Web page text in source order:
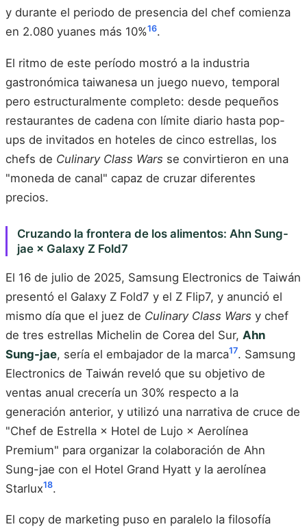
y durante el periodo de presencia del chef comienza
en 2.080 yuanes más 10%16.
El ritmo de este período mostró a la industria
gastronómica taiwanesa un juego nuevo, temporal
pero estructuralmente completo: desde pequeños
restaurantes de cadena con límite diario hasta pop-
ups de invitados en hoteles de cinco estrellas, los
chefs de Culinary Class Wars se convirtieron en una
"moneda de canal" capaz de cruzar diferentes
precios.
Cruzando la frontera de los alimentos: Ahn Sung-
jae × Galaxy Z Fold7
El 16 de julio de 2025, Samsung Electronics de Taiwán
presentó el Galaxy Z Fold7 y el Z Flip7, y anunció el
mismo día que el juez de Culinary Class Wars y chef
de tres estrellas Michelin de Corea del Sur, Ahn
Sung-jae, sería el embajador de la marca17. Samsung
Electronics de Taiwán reveló que su objetivo de
ventas anual crecería un 30% respecto a la
generación anterior, y utilizó una narrativa de cruce de
"Chef de Estrella × Hotel de Lujo × Aerolínea
Premium" para organizar la colaboración de Ahn
Sung-jae con el Hotel Grand Hyatt y la aerolínea
Starlux18.
El copy de marketing puso en paralelo la filosofía